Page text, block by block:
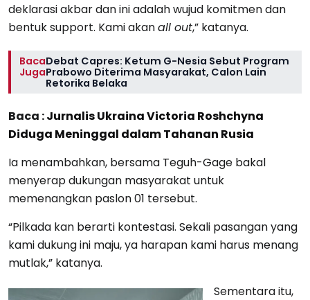
deklarasi akbar dan ini adalah wujud komitmen dan
bentuk support. Kami akanall out,” katanya.
Baca
Juga
Debat Capres: Ketum G-Nesia Sebut Program
Prabowo Diterima Masyarakat, Calon Lain
Retorika Belaka
Baca :Jurnalis Ukraina Victoria Roshchyna
Diduga Meninggal dalam Tahanan Rusia
Ia menambahkan, bersama Teguh-Gage bakal
menyerap dukungan masyarakat untuk
memenangkan paslon 01 tersebut.
“Pilkada kan berarti kontestasi. Sekali pasangan yang
kami dukung ini maju, ya harapan kami harus menang
mutlak,” katanya.
Sementara itu,